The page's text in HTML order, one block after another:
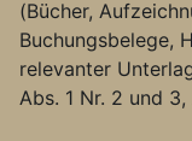
(Bücher,
Buchungsbelege,
relevanter
Abs. 1 Nr. 2 und